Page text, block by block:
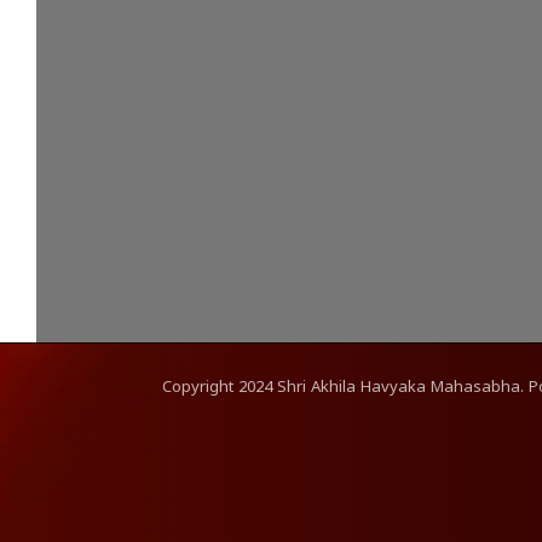
Copyright 2024Shri Akhila Havyaka Mahasabha.